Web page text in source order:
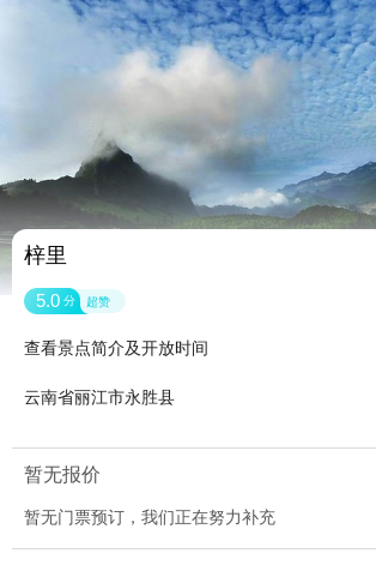
梓里
5.0 分 超赞
查看景点简介及开放时间
云南省丽江市永胜县
暂无报价
暂无门票预订，我们正在努力补充